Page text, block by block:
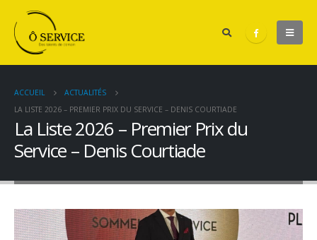
ACCUEIL
ACTUALITÉS
LA LISTE 2026 – PREMIER PRIX DU SERVICE – DENIS COURTIADE
La Liste 2026 – Premier Prix du
Service – Denis Courtiade